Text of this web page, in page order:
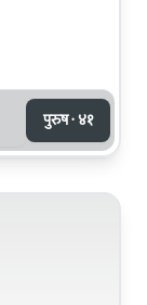
पुरुष · ४१